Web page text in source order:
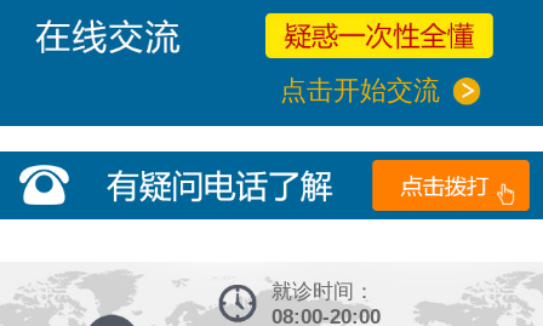
点击开始交流
就诊时间：
08:00-20:00